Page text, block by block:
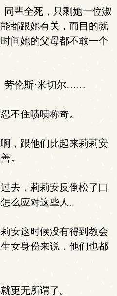
辈全死，只剩她一位淑
都跟她有关，而目的就
间她的父母都不敢一个
劳伦斯·米切尔……
不住啧啧称奇。
，跟他们比起来莉莉安
。
去，莉莉安反倒松了口
么应对这些人。
安这时候没有得到教会
女身份来说，他们也都
更无所谓了。